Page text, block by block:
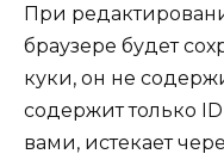
При
браузере будет
куки, он не
содержит только
вами, истекает